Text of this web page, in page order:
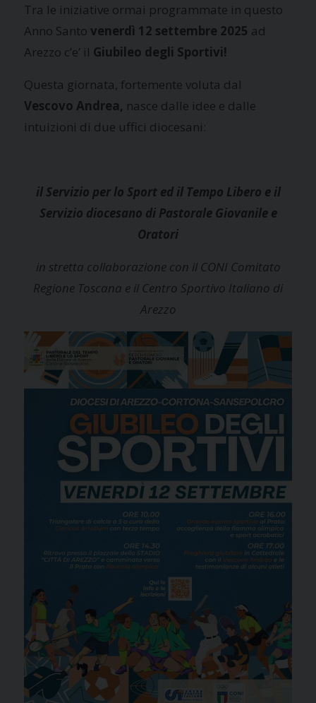
Tra le iniziative ormai programmate in questo
Anno Santovenerdì 12 settembre 2025 ad
Arezzo c’e’ il Giubileo degli Sportivi!
Questa giornata, fortemente voluta dal
Vescovo Andrea, nasce dalle idee e dalle
intuizioni di due uffici diocesani:
il Servizio per lo Sport ed il Tempo Libero e il
Servizio diocesano di Pastorale Giovanile e
Oratori
in stretta collaborazione con il CONI Comitato
Regione Toscana e il Centro Sportivo Italiano di
Arezzo